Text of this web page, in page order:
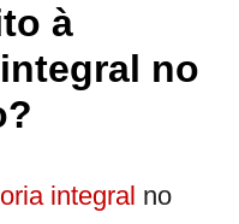
à
no
integral no